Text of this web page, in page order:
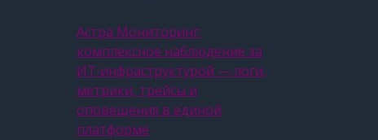
Астра Мониторинг:
комплексное наблюдение за
ИТ‑инфраструктурой — логи,
метрики, трейсы и
оповещения в единой
платформе